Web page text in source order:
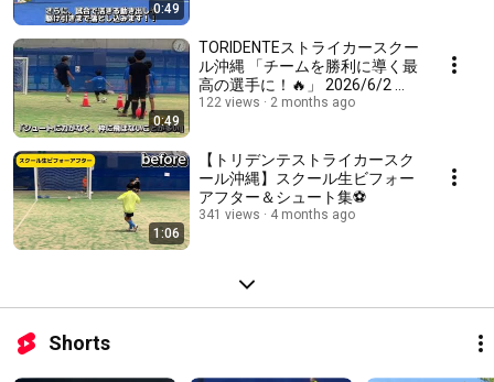
0:49
0:49
TORIDENTEストライカースクー
ル沖縄 「チームを勝利に導く最
高の選手に！🔥」 2026/6/2 那
覇校 体験会実施！
122 views 2 months ago
1:06
【トリデンテストライカースク
ール沖縄】スクール生ビフォー
アフター＆シュート集⚽️
341 views 4 months ago
Shorts